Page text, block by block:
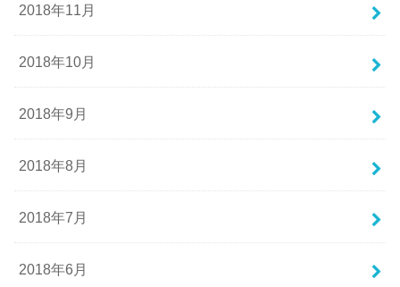
2018年11月
2018年10月
2018年9月
2018年8月
2018年7月
2018年6月